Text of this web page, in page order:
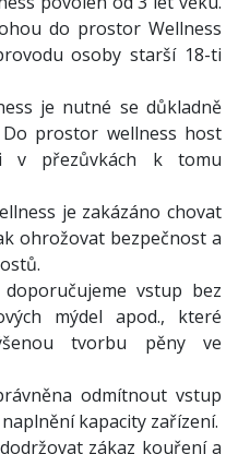
do prostor Wellness
osoby starší 18-ti
je nutné se důkladně
prostor wellness host
v přezůvkách k tomu
je zakázáno chovat
ohrožovat bezpečnost a
vstup bez
mýdel apod., které
tvorbu pěny ve
odmítnout vstup
kapacity zařízení.
zákaz kouření a